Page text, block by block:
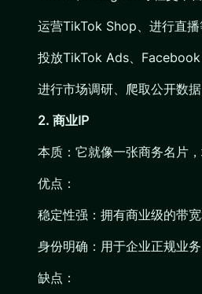
运营TikTok Shop、进行直播
投放TikTok Ads、Facebook
进行市场调研、爬取公开数
2. 商业IP
本质：它就像一张商务名片
优点：
稳定性强：拥有商业级的带
身份明确：用于企业正规业
缺点：